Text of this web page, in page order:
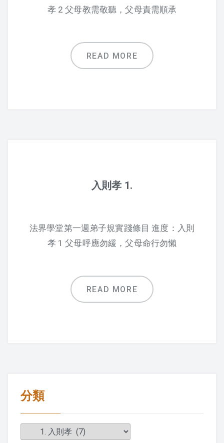
聽經、背經的方法 – 上人
孝 2 父母教需敬聽，父母責需順承
READ MORE
入則孝 1.
法界學堂第一週弟子規實踐條目 進度：入則
孝 1 父母呼應勿緩，父母命行勿懶
READ MORE
分類